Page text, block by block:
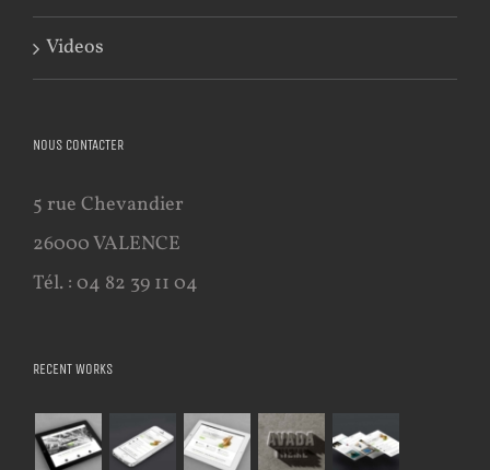
Videos
NOUS CONTACTER
5 rue Chevandier
26000 VALENCE
Tél. : 04 82 39 11 04
RECENT WORKS